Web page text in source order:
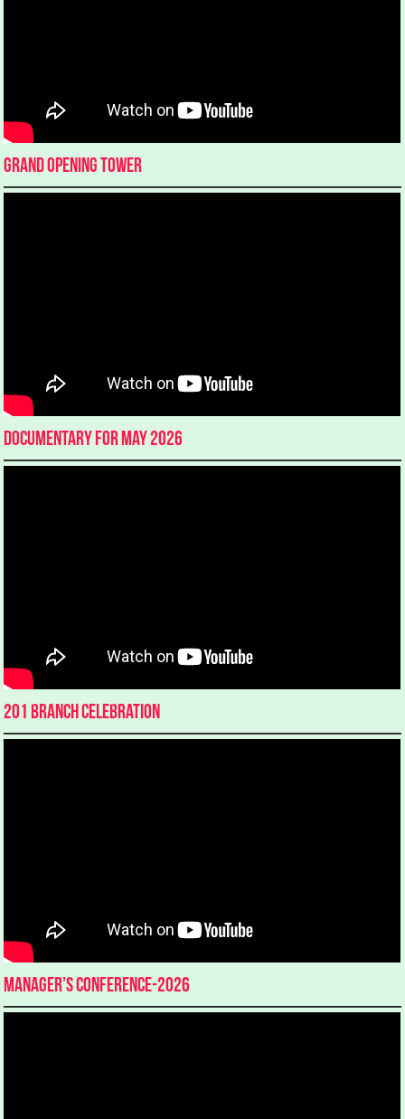
Grand Opening Tower
Documentary for May 2026
201 Branch Celebration
Manager’s Conference-2026